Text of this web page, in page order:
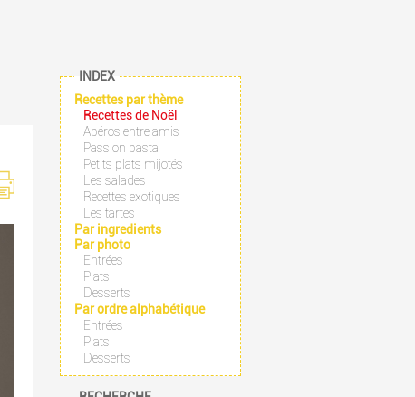
INDEX
Recettes par thème
Recettes de Noël
Apéros entre amis
Passion pasta
Petits plats mijotés
Les salades
Recettes exotiques
Les tartes
Par ingredients
Par photo
Entrées
Plats
Desserts
Par ordre alphabétique
Entrées
Plats
Desserts